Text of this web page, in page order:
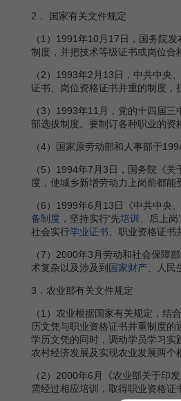
2． 国家有关文件规定
（1）1991年10月17日，国务院
制度，并把技术等级证书或岗位合
（2）1993年2月13日，中共中央
证书、岗位资格证书并重的制度，
（3）1993年11月，党的十四届
部选拔制度。要制订各种职业的
（4）国家原劳动部和人事部于
（5）1994年7月3日，国务院《
度，使城乡新增劳动力上岗前都能
（6）1999年6月13日《中共中央
备制度 ，坚持实行‘先培训 、后上
社会实行学业证书、职业资格证书
（7）2000年3月劳动和社会保障
术复杂以及涉及到 国家财产、人民
3．农业部有关文件规定
（1）农业根据国家有关规定，
历文凭与职业资格证书并重制度
学历文凭的同时，调动学员学习实
农村经济发展及实现农业发展两个
（2）2000年6月《农业部关于印
需经过相应培训，取得职业资格证